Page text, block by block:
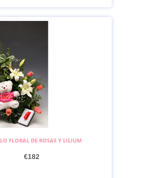
FLORAL DE ROSAS Y LILIUM
€182